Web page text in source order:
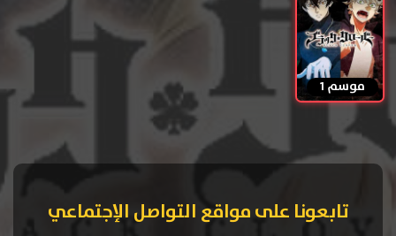
موسم 1
تابعونا على مواقع التواصل الإجتماعي